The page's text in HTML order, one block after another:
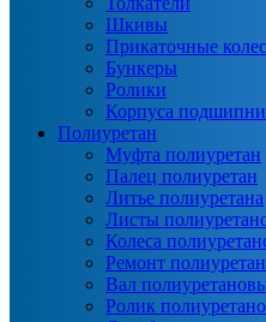
Шкивы
Прикаточные
Бункеры
Ролики
Корпуса
Полиуретан
Муфта полиуретан
Палец полиуретан
Литье полиуретана
Листы
Колеса
Ремонт
Вал
Ролик